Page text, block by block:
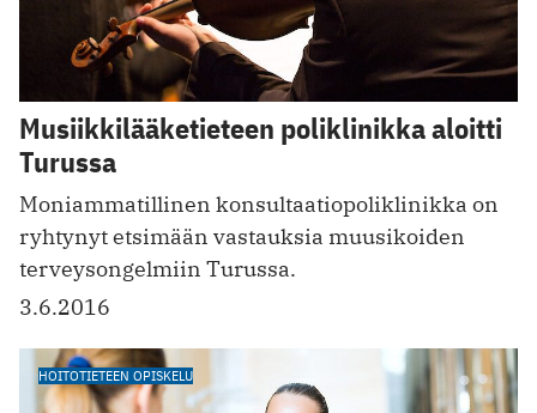
Musiikkilääketieteen poliklinikka aloitti
Turussa
Moniammatillinen konsultaatiopoliklinikka on
ryhtynyt etsimään vastauksia muusikoiden
terveysongelmiin Turussa.
3.6.2016
HOITOTIETEEN OPISKELU